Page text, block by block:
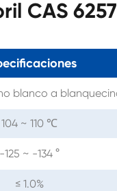
CAS
blanco a
104 ~ 110 ℃
-125 ~ -134 °
≤ 1.0%